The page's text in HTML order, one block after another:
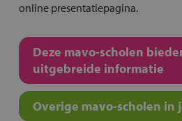
online presentatiepagina.
Deze mavo-scholen
uitgebreide informatie
Overige mavo-scholen in